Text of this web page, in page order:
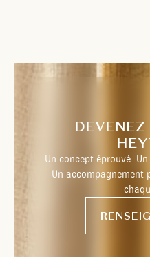
DEVENEZ
Un concept éprouvé.
Un accompagnement